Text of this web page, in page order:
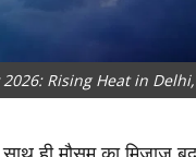
Rising Heat in